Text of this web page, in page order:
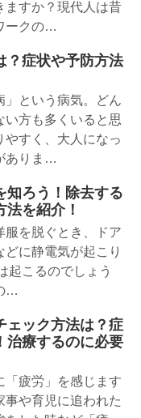
ますか？現代人は昔
ークの…
？症状や予防方法
」という病気。どん
い方も多くいると思
やすく、大人になっ
ありま…
知ろう！除去する
を紹介！
服を脱ぐとき、ドア
に静電気が起こり
起こるのでしょう
…
ェック方法は？症
治療するのに必要
「疲労」を感じます
や育児に追われた